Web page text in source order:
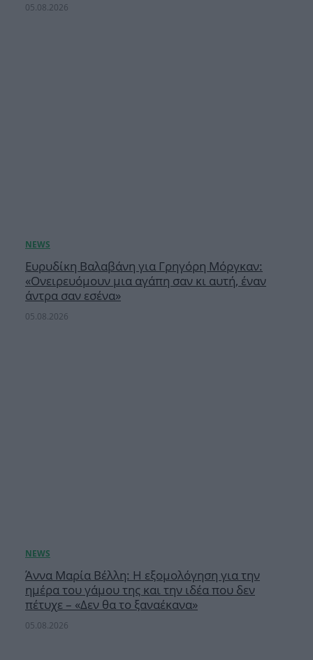
05.08.2026
Ευρυδίκη Βαλαβάνη για Γρηγόρη Μόργκαν:
«Oνειρευόμουν μια αγάπη σαν κι αυτή, έναν
άντρα σαν εσένα»
05.08.2026
Άννα Μαρία Βέλλη: Η εξομολόγηση για την
ημέρα του γάμου της και την ιδέα που δεν
πέτυχε – «Δεν θα το ξαναέκανα»
05.08.2026